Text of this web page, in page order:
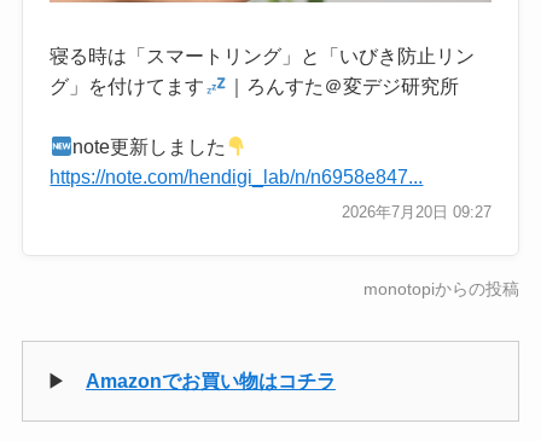
寝る時は「スマートリング」と「いびき防止リン
グ」を付けてます
｜ろんすた＠変デジ研究所
note更新しました
https://note.com/hendigi_lab/n/n6958e847...
2026年7月20日 09:27
monotopiからの投稿
▶ Amazonでお買い物はコチラ